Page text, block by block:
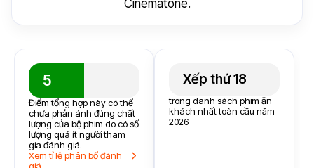
Cinematone.
5
Điểm tổng hợp này có thể
chưa phản ánh đúng chất
lượng của bộ phim do có số
lượng quá ít người tham
gia đánh giá.
Xem tỉ lệ phân bổ đánh
Xếp thứ 18
trong danh sách phim ăn
khách nhất toàn cầu năm
2026